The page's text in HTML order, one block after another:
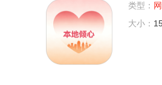
类型：
大小：